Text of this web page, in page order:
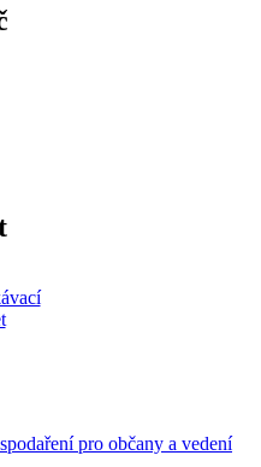
pro občany a vedení